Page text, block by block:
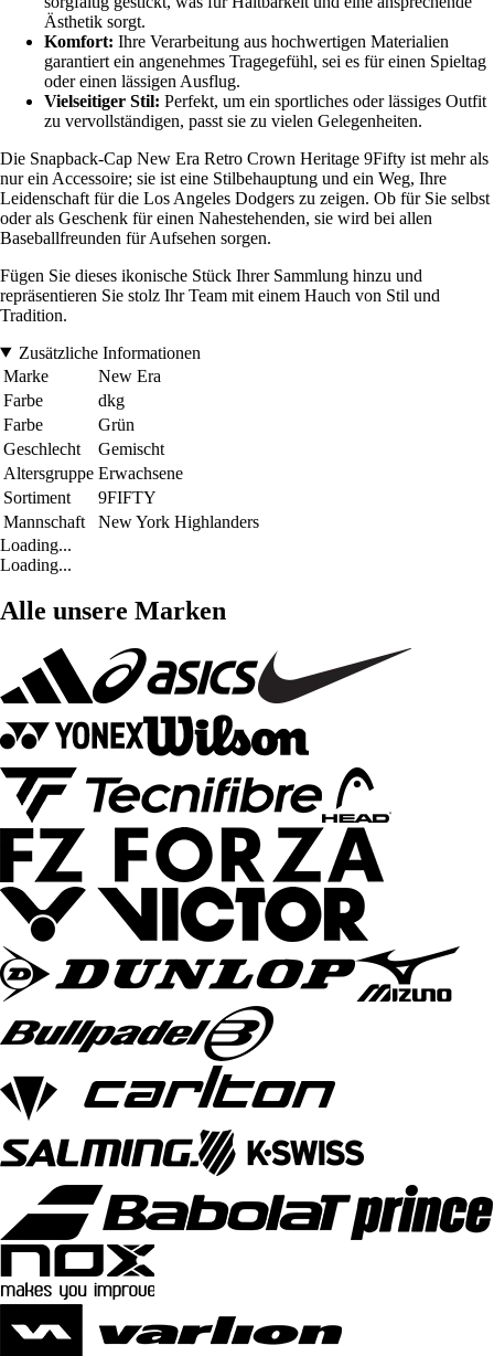
Ästhetik sorgt.
Komfort: Ihre Verarbeitung aus hochwertigen Materialien
garantiert ein angenehmes Tragegefühl, sei es für einen Spieltag
oder einen lässigen Ausflug.
Vielseitiger Stil: Perfekt, um ein sportliches oder lässiges Outfit
zu vervollständigen, passt sie zu vielen Gelegenheiten.
Die Snapback-Cap New Era Retro Crown Heritage 9Fifty ist mehr als
nur ein Accessoire; sie ist eine Stilbehauptung und ein Weg, Ihre
Leidenschaft für die Los Angeles Dodgers zu zeigen. Ob für Sie selbst
oder als Geschenk für einen Nahestehenden, sie wird bei allen
Baseballfreunden für Aufsehen sorgen.
Fügen Sie dieses ikonische Stück Ihrer Sammlung hinzu und
repräsentieren Sie stolz Ihr Team mit einem Hauch von Stil und
Tradition.
Zusätzliche Informationen
Marke
New Era
Farbe
dkg
Farbe
Grün
Geschlecht
Gemischt
Altersgruppe Erwachsene
Sortiment
9FIFTY
Mannschaft
New York Highlanders
Loading...
Loading...
Alle unsere Marken